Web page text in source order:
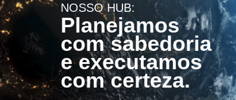
NOSSO HUB:
Planejamos
com sabedoria
e executamos
com certeza.